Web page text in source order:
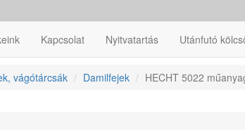
Kapcsolat Nyitvatartás Utánfutó
vágótárcsák Damilfejek HECHT 5022